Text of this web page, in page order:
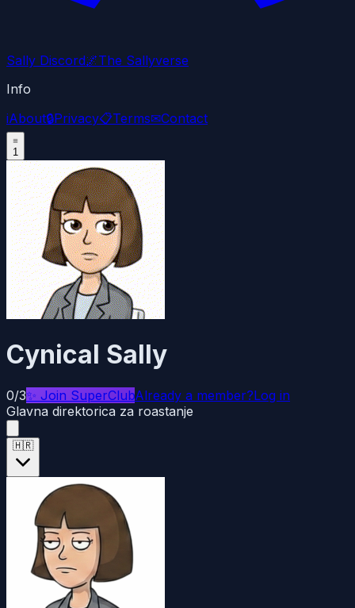
Sally Discord🌌The Sallyverse
Info
iAbout🔒Privacy📋Terms✉Contact
1
Cynical Sally
0/3✨ Join SuperClubAlready a member?Log in
Glavna direktorica za roastanje
🇭🇷